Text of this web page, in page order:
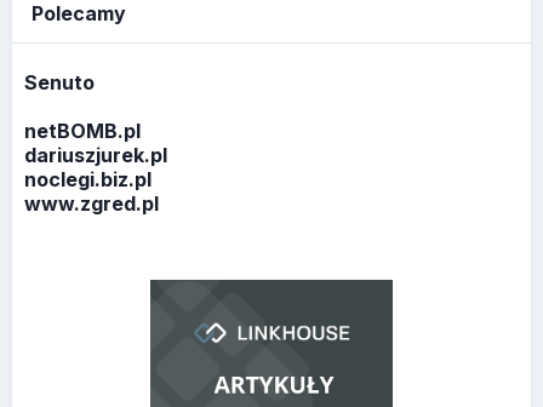
Polecamy
Senuto
netBOMB.pl
dariuszjurek.pl
noclegi.biz.pl
www.zgred.pl